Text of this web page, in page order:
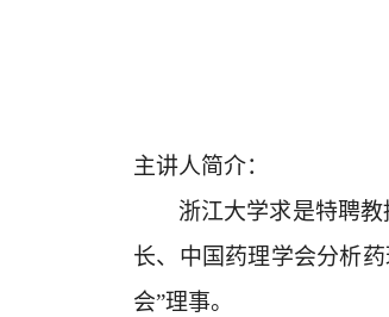
主讲人简介：
浙江大学求是特聘教授
长、中国药理学会分析
会”理事。